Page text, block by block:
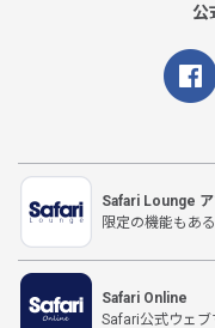
公
Safari Lounge ア
限定の機能もあ
Safari Online
Safari公式ウェブ